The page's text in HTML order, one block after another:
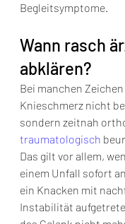
Begleitsymptome.
Wann rasch
abklären?
Bei manchen
Knieschmerz nicht
sondern zeitnah
traumatologisch
Das gilt vor allem,
einem Unfall sofort
ein Knacken mit
Instabilität